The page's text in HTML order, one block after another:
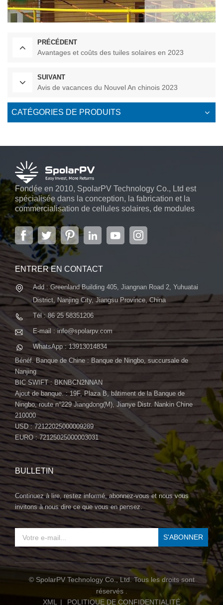
PRÉCÉDENT
Avantages et coûts des tuiles solaires en 2023
SUIVANT
Avis de vacances du Nouvel An chinois 2023
CATÉGORIES DE PRODUITS
Fondée en 2010, SpolarPV Technology Co., Ltd est
spécialisée dans la conception, la fabrication et la
commercialisation de cellules solaires, de modules
solaires et de systèmes d'énergie solaire. L'entreprise,
située dans la capitale de la province du Jiangsu, à
Nanjing, s'étendant sur 6 000 m2, dispose de
systèmes automatiques avancés...
ENTRER EN CONTACT
Add : Greenland Building 405, Jiangnan Road 2, Yuhuatai
District, Nanjing City, Jiangsu Province, China
Tél : 86 25 58351206
E-mail : info@spolarpv.com
WhatsApp : 13913014834
Bénéf. Banque de Chine : Banque de Ningbo, succursale de
Nanjing
BIC SWIFT : BKNBCN2NNAN
Ajout de banque. : 19F, Plaza B, bâtiment de la Banque de
Ningbo, route n°229 Jiangdong(M), Jianye Distr. Nankin Chine
210000
USD : 72122025000009289
EURO : 72125025000003031
BULLETIN
Continuez à lire, restez informé, abonnez-vous et nous vous
invitons à nous dire ce que vous en pensez.
© SpolarPV Technology Co., Ltd. Tous les droits sont
réservés .
XML
| POLITIQUE DE CONFIDENTIALITÉ